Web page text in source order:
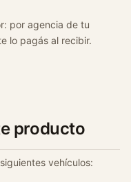
por agencia de tu
lo pagás al recibir.
producto
vehículos: